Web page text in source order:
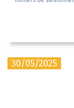
30/05/2025